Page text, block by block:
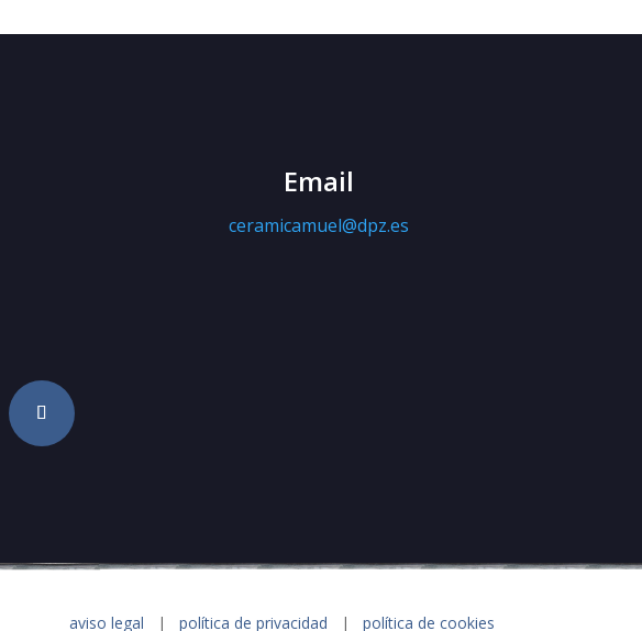
Email
ceramicamuel@dpz.es
aviso legal | política de privacidad | política de cookies